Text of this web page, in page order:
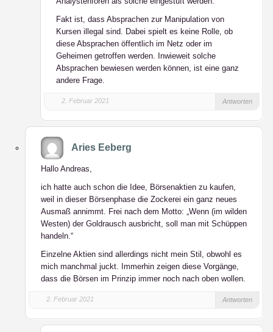
Fakt ist, dass Absprachen zur Manipulation von
Kursen illegal sind. Dabei spielt es keine Rolle, ob
diese Absprachen öffentlich im Netz oder im
Geheimen getroffen werden. Inwieweit solche
Absprachen bewiesen werden können, ist eine ganz
andere Frage.
2. Februar 2021 Antworten
Aries Eeberg
Hallo Andreas,
ich hatte auch schon die Idee, Börsenaktien zu kaufen,
weil in dieser Börsenphase die Zockerei ein ganz neues
Ausmaß annimmt. Frei nach dem Motto: „Wenn (im wilden
Westen) der Goldrausch ausbricht, soll man mit Schüppen
handeln.“
Einzelne Aktien sind allerdings nicht mein Stil, obwohl es
mich manchmal juckt. Immerhin zeigen diese Vorgänge,
dass die Börsen im Prinzip immer noch nach oben wollen.
2. Februar 2021 Antworten